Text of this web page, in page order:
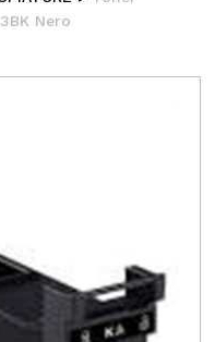
Nero